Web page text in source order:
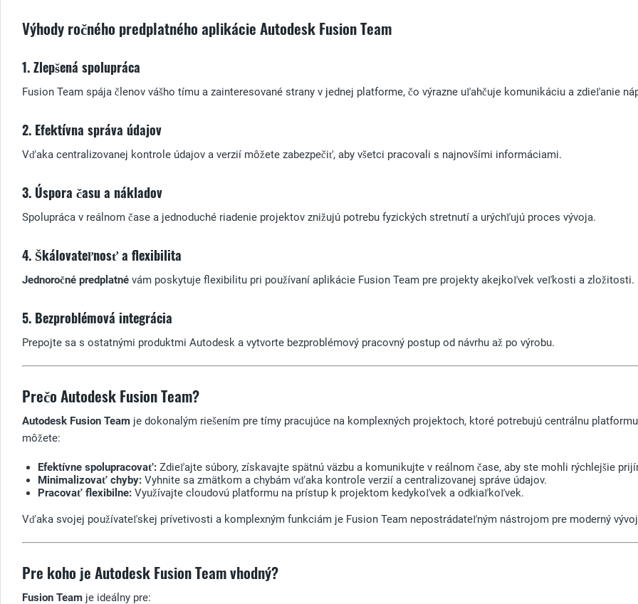
Výhody ročného predplatného aplikácie Autodesk Fusion Team
1. Zlepšená spolupráca
Fusion Team spája členov vášho tímu a zainteresované strany v jednej platforme, čo výrazne uľahčuje komunikáciu a zdieľanie
2. Efektívna správa údajov
Vďaka centralizovanej kontrole údajov a verzií môžete zabezpečiť, aby všetci pracovali s najnovšími informáciami.
3. Úspora času a nákladov
Spolupráca v reálnom čase a jednoduché riadenie projektov znižujú potrebu fyzických stretnutí a urýchľujú proces vývoja.
4. Škálovateľnosť a flexibilita
Jednoročné predplatné vám poskytuje flexibilitu pri používaní aplikácie Fusion Team pre projekty akejkoľvek veľkosti a zložitosti.
5. Bezproblémová integrácia
Prepojte sa s ostatnými produktmi Autodesk a vytvorte bezproblémový pracovný postup od návrhu až po výrobu.
Prečo Autodesk Fusion Team?
Autodesk Fusion Team je dokonalým riešením pre tímy pracujúce na komplexných projektoch, ktoré potrebujú centrálnu
môžete:
Efektívne spolupracovať: Zdieľajte súbory, získavajte spätnú väzbu a komunikujte v reálnom čase, aby ste mohli rýchlejšie
Minimalizovať chyby: Vyhnite sa zmätkom a chybám vďaka kontrole verzií a centralizovanej správe údajov.
Pracovať flexibilne: Využívajte cloudovú platformu na prístup k projektom kedykoľvek a odkiaľkoľvek.
Vďaka svojej používateľskej prívetivosti a komplexným funkciám je Fusion Team nepostrádateľným nástrojom pre moderný
Pre koho je Autodesk Fusion Team vhodný?
Fusion Team je ideálny pre: